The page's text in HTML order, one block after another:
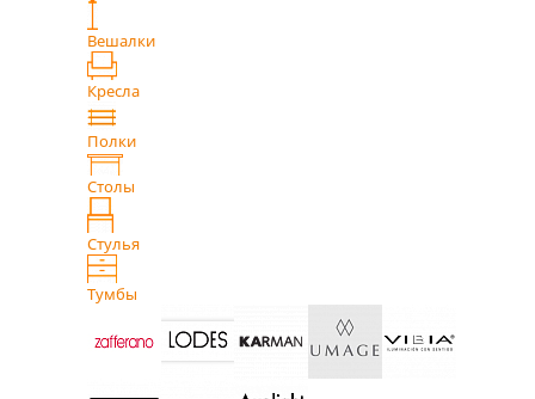
Вешалки
Кресла
Полки
Столы
Стулья
Тумбы